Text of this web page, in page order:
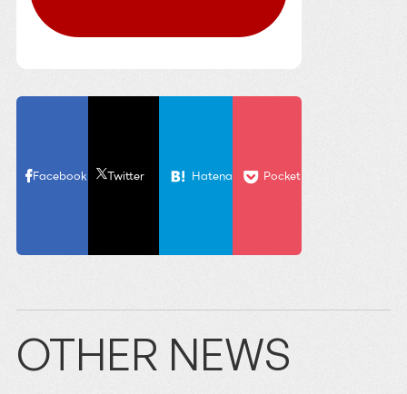
Facebook Twitter Hatena Pocket
OTHER NEWS